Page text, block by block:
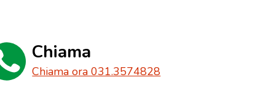
Chiama
Chiama ora 031.3574828